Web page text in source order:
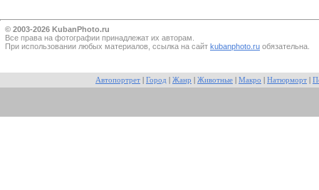
© 2003-2026 KubanPhoto.ru
Все прaва на фотографии принадлежат их авторам.
При использовании любых материалов, ссылка на сайт kubanphoto.ru обязательна.
Автопортрет Город Жанр Животные Макро Натюрморт